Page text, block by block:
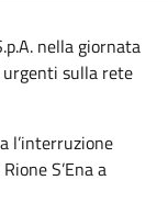
nella giornata
sulla rete
l’interruzione
S’Ena a